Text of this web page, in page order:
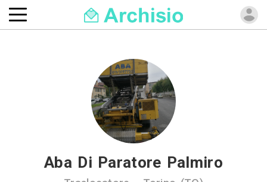
Aba Di Paratore Palmiro